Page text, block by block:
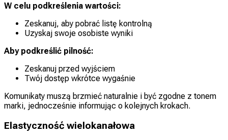
W celu podkreślenia wartości:
Zeskanuj, aby pobrać listę kontrolną
Uzyskaj swoje osobiste wyniki
Aby podkreślić pilność:
Zeskanuj przed wyjściem
Twój dostęp wkrótce wygaśnie
Komunikaty muszą brzmieć naturalnie i być zgodne z tonem
marki, jednocześnie informując o kolejnych krokach.
Elastyczność wielokanałowa